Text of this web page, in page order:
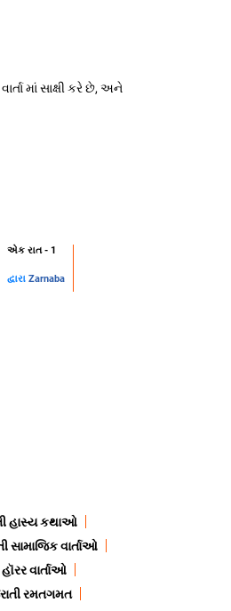
માં સાક્ષી કરે છે, અને
એક રાત - 1
દ્વારા Zarnaba
હાસ્ય કથાઓ
સામાજિક વાર્તાઓ
વાર્તાઓ
રમતગમત